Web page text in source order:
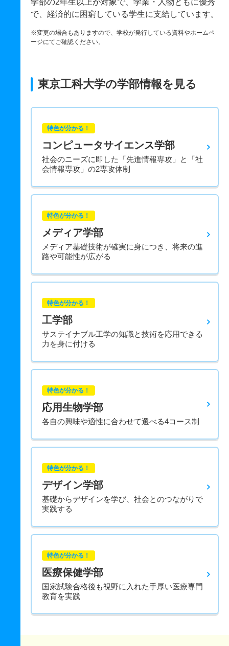
学部の2年生以上が対象で、学業・人物ともに優秀
で、経済的に困窮している学生に支給しています。
※変更の場合もありますので、学校が発行している資料やホームペ
ージにてご確認ください。
東京工科大学の学部情報を見る
特色が分かる！
コンピュータサイエンス学部
社会のニーズに即した「先進情報専攻」と「社
会情報専攻」の2専攻体制
特色が分かる！
メディア学部
メディア基礎技術が確実に身につき、将来の進
路や可能性が広がる
特色が分かる！
工学部
サステイナブル工学の知識と技術を応用できる
力を身に付ける
特色が分かる！
応用生物学部
各自の興味や適性に合わせて選べる4コース制
特色が分かる！
デザイン学部
基礎からデザインを学び、社会とのつながりで
実践する
特色が分かる！
医療保健学部
国家試験合格後も視野に入れた手厚い医療専門
教育を実践